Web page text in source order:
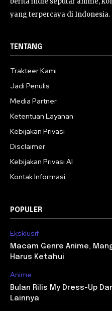
yang terpercaya di Indonesia.
TENTANG
Trakteer Kami
Jadi Penulis
Media Partner
Ketentuan Layanan
Kebijakan Privasi
Disclaimer
Kebijakan Privasi AI
Kontak Informasi
POPULER
Eksklusif
Macam Genre Anime,
Harus Ketahui
Anime
Bulan Rilis My Dress-Up
Lainnya